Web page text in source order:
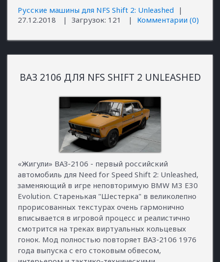
Русские машины для NFS Shift 2: Unleashed
|
27.12.2018
| Загрузок: 121 | Комментарии (0)
ВАЗ 2106 ДЛЯ NFS SHIFT 2 UNLEASHED
«Жигули» ВАЗ-2106 - первый российский
автомобиль для Need for Speed Shift 2: Unleashed,
заменяющий в игре неповторимую BMW M3 E30
Evolution. Старенькая "Шестерка" в великолепно
прорисованных текстурах очень гармонично
вписывается в игровой процесс и реалистично
смотрится на треках виртуальных кольцевых
гонок. Мод полностью повторяет ВАЗ-2106 1976
года выпуска с его стоковым обвесом,